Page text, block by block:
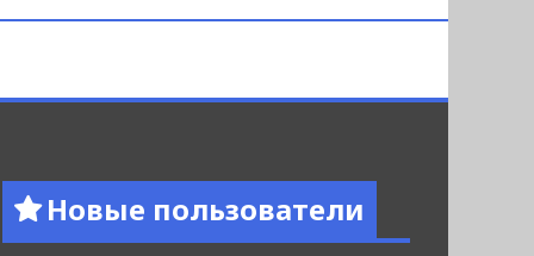
Новые пользователи